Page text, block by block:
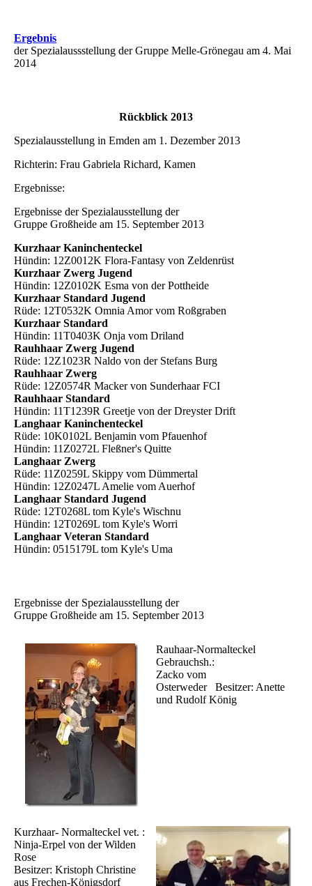
Ergebnis
der Spezialaussstellung der Gruppe Melle-Grönegau am 4. Mai
2014
Rückblick 2013
Spezialausstellung in Emden am 1. Dezember 2013
Richterin: Frau Gabriela Richard, Kamen
Ergebnisse:
Ergebnisse der Spezialausstellung der
Gruppe Großheide am 15. September 2013
Kurzhaar Kaninchenteckel
Hündin: 12Z0012K Flora-Fantasy von Zeldenrüst
Kurzhaar Zwerg Jugend
Hündin: 12Z0102K Esma von der Pottheide
Kurzhaar Standard Jugend
Rüde: 12T0532K Omnia Amor vom Roßgraben
Kurzhaar Standard
Hündin: 11T0403K Onja vom Driland
Rauhhaar Zwerg Jugend
Rüde: 12Z1023R Naldo von der Stefans Burg
Rauhhaar Zwerg
Rüde: 12Z0574R Macker von Sunderhaar FCI
Rauhhaar Standard
Hündin: 11T1239R Greetje von der Dreyster Drift
Langhaar Kaninchenteckel
Rüde: 10K0102L Benjamin vom Pfauenhof
Hündin: 11Z0272L Fleßner's Quitte
Langhaar Zwerg
Rüde: 11Z0259L Skippy vom Dümmertal
Hündin: 12Z0247L Amelie vom Auerhof
Langhaar Standard Jugend
Rüde: 12T0268L tom Kyle's Wischnu
Hündin: 12T0269L tom Kyle's Worri
Langhaar Veteran Standard
Hündin: 0515179L tom Kyle's Uma
Ergebnisse der Spezialausstellung der
Gruppe Großheide am 15. September 2013
Rauhaar-Normalteckel
Gebrauchsh.:
Zacko vom
Osterweder Besitzer: Anette
und Rudolf König
Kurzhaar- Normalteckel vet. :
Ninja-Erpel von der Wilden
Rose
Besitzer: Kristoph Christine
aus Frechen-Königsdorf